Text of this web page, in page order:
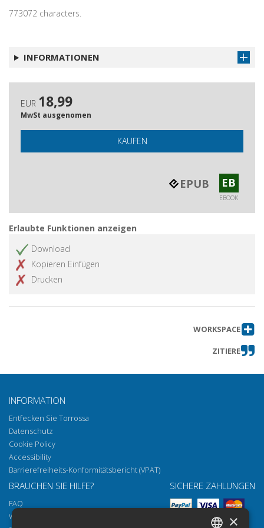
773072 characters.
INFORMATIONEN
EUR 18,99
MwSt ausgenomen
KAUFEN
EPUB EB
EBOOK
Erlaubte Funktionen anzeigen
Download
Kopieren Einfügen
Drucken
WORKSPACE
ZITIERE
INFORMATION
Entfecken Sie Torrossa
Datenschutz
Cookie Policy
Accessibility
Barrierefreiheits-Konformitätsbericht (VPAT)
BRAUCHEN SIE HILFE?
FAQ
Wie öffnen Sie unsere Dokumente
SICHERE ZAHLUNGEN
×